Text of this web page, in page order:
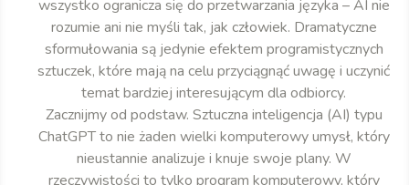
wszystko ogranicza się do przetwarzania języka – AI nie
rozumie ani nie myśli tak, jak człowiek. Dramatyczne
sformułowania są jedynie efektem programistycznych
sztuczek, które mają na celu przyciągnąć uwagę i uczynić
temat bardziej interesującym dla odbiorcy.
Zacznijmy od podstaw. Sztuczna inteligencja (AI) typu
ChatGPT to nie żaden wielki komputerowy umysł, który
nieustannie analizuje i knuje swoje plany. W
rzeczywistości to tylko program komputerowy, który